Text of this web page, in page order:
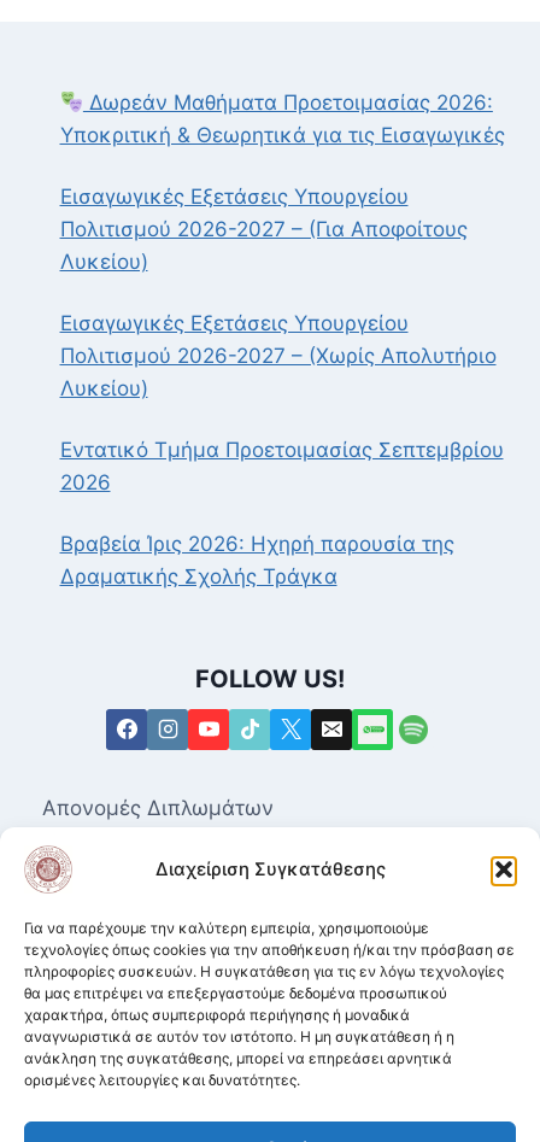
Διαχείριση Συγκατάθεσης
Για να παρέχουμε την καλύτερη εμπειρία, χρησιμοποιούμε
τεχνολογίες όπως cookies για την αποθήκευση ή/και την πρόσβαση σε
πληροφορίες συσκευών. Η συγκατάθεση για τις εν λόγω τεχνολογίες
θα μας επιτρέψει να επεξεργαστούμε δεδομένα προσωπικού
χαρακτήρα, όπως συμπεριφορά περιήγησης ή μοναδικά
αναγνωριστικά σε αυτόν τον ιστότοπο. Η μη συγκατάθεση ή η
ανάκληση της συγκατάθεσης, μπορεί να επηρεάσει αρνητικά
ορισμένες λειτουργίες και δυνατότητες.
Δωρεάν Μαθήματα Προετοιμασίας 2026:
Υποκριτική & Θεωρητικά για τις Εισαγωγικές
Εισαγωγικές Εξετάσεις Υπουργείου
Πολιτισμού 2026-2027 – (Για Αποφοίτους
Λυκείου)
Εισαγωγικές Εξετάσεις Υπουργείου
Πολιτισμού 2026-2027 – (Χωρίς Απολυτήριο
Λυκείου)
Εντατικό Τμήμα Προετοιμασίας Σεπτεμβρίου
2026
Βραβεία Ίρις 2026: Ηχηρή παρουσία της
Δραματικής Σχολής Τράγκα
FOLLOW US!
Απονομές Διπλωμάτων
Επαγγελματικά Δικαιώματα για τις Ανώτερες
Δραματικές Σχολές
Μητρώο Καλλιτεχνών
Ισοτιμία αποφοίτων από Δραματικές Σχολές.
Κατατακτήριες σε ΑΕΙ από Δραματικές
Σχολές
Πολιτική Απορρήτου